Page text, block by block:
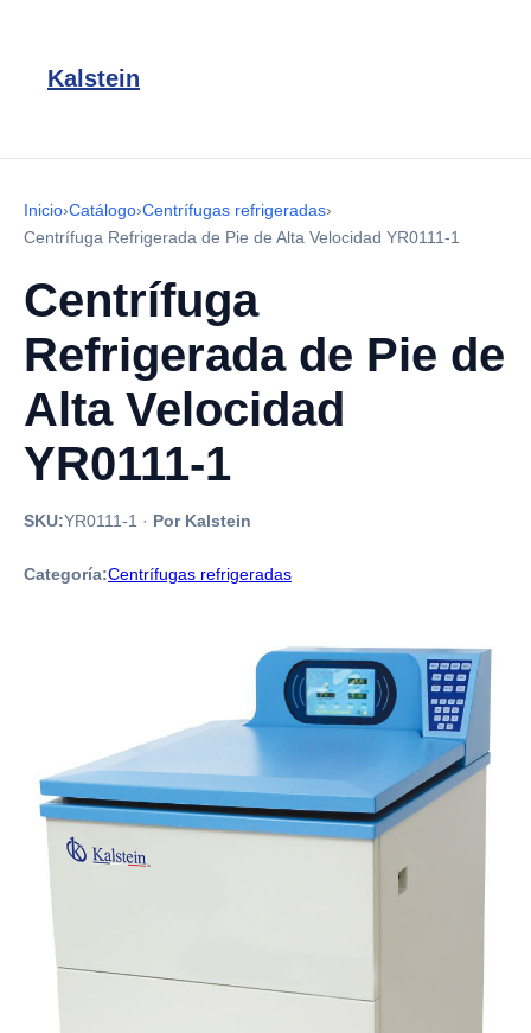
Kalstein
Inicio›Catálogo›Centrífugas refrigeradas›
Centrífuga Refrigerada de Pie de Alta Velocidad YR0111-1
Centrífuga
Refrigerada de Pie de
Alta Velocidad
YR0111-1
SKU:YR0111-1 · Por Kalstein
Categoría:Centrífugas refrigeradas